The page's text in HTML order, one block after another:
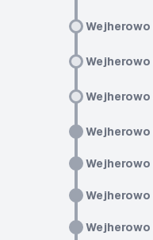
Wejherowo
Wejherowo
Wejherowo
Wejherowo
Wejherowo
Wejherowo
Wejherowo